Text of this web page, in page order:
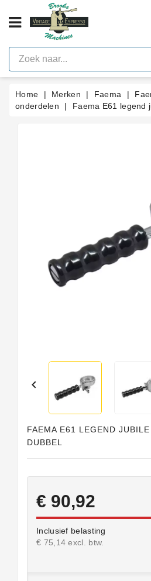
CATEGORIE
Vintage
Espresso
Machines
E61
Espresso
Home Merken Faema
onderdelen
Faema E61 legend

FAEMA E61 LEGEND
DUBBEL
€ 90,92
Inclusief belasting
€ 75,14 excl. btw.